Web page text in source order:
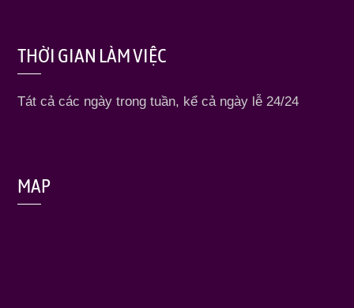
THỜI GIAN LÀM VIỆC
Tát cả các ngày trong tuần, kể cả ngày lễ 24/24
MAP